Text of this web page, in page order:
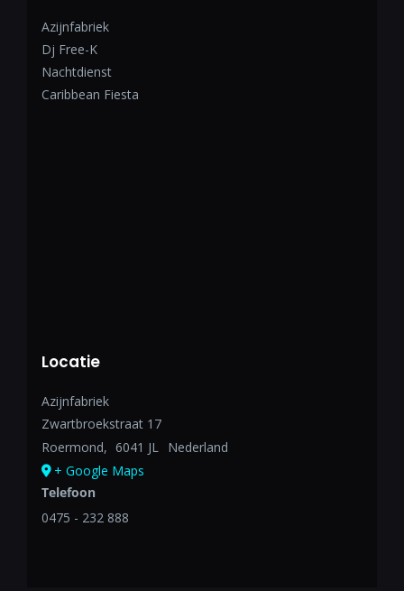
Azijnfabriek
Dj Free-K
Nachtdienst
Caribbean Fiesta
Locatie
Azijnfabriek
Zwartbroekstraat 17
Roermond, 6041 JL Nederland
+ Google Maps
Telefoon
0475 - 232 888